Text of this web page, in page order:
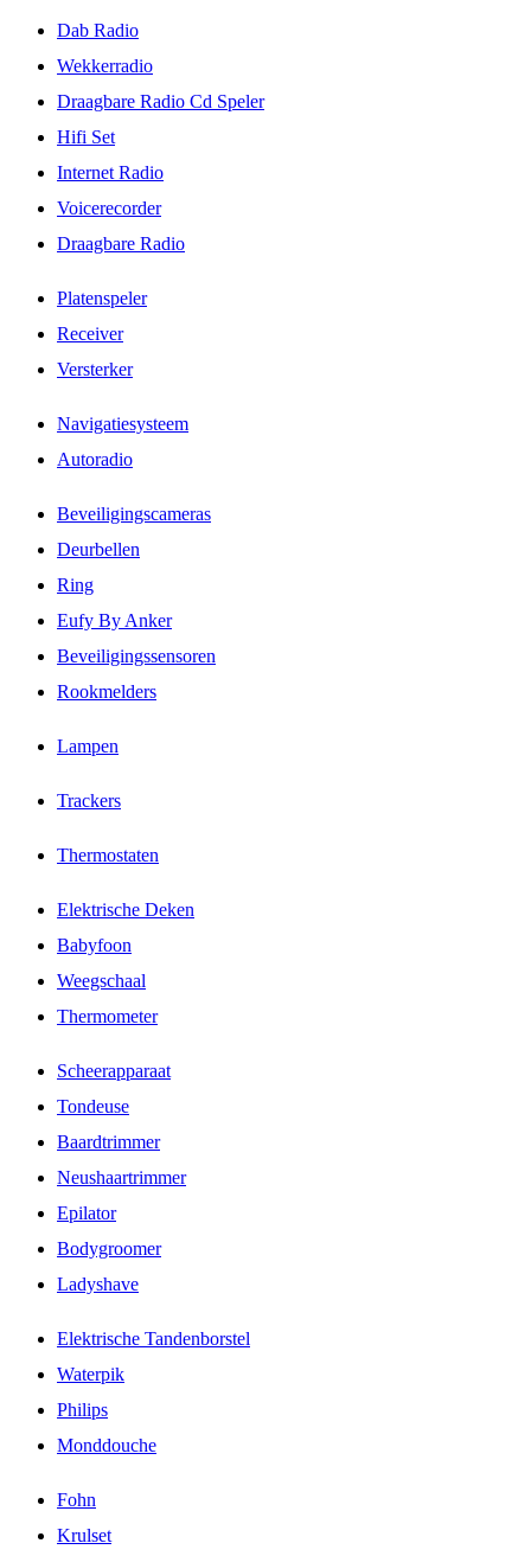
Dab Radio
Wekkerradio
Draagbare Radio Cd Speler
Hifi Set
Internet Radio
Voicerecorder
Draagbare Radio
Platenspeler
Receiver
Versterker
Navigatiesysteem
Autoradio
Beveiligingscameras
Deurbellen
Ring
Eufy By Anker
Beveiligingssensoren
Rookmelders
Lampen
Trackers
Thermostaten
Elektrische Deken
Babyfoon
Weegschaal
Thermometer
Scheerapparaat
Tondeuse
Baardtrimmer
Neushaartrimmer
Epilator
Bodygroomer
Ladyshave
Elektrische Tandenborstel
Waterpik
Philips
Monddouche
Fohn
Krulset